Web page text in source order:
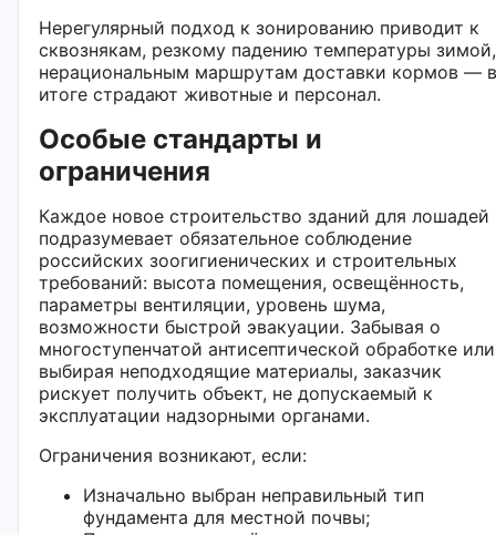
Нерегулярный подход к зонированию приводит к
сквознякам, резкому падению температуры зимой,
нерациональным маршрутам доставки кормов — в
итоге страдают животные и персонал.
Особые стандарты и
ограничения
Каждое новое строительство зданий для лошадей
подразумевает обязательное соблюдение
российских зоогигиенических и строительных
требований: высота помещения, освещённость,
параметры вентиляции, уровень шума,
возможности быстрой эвакуации. Забывая о
многоступенчатой антисептической обработке или
выбирая неподходящие материалы, заказчик
рискует получить объект, не допускаемый к
эксплуатации надзорными органами.
Ограничения возникают, если:
Изначально выбран неправильный тип
фундамента для местной почвы;